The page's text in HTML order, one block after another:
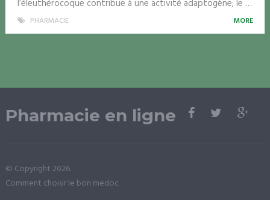
l’éleuthérocoque contribue à une activité adaptogène; le …
PHARMACIE MORE
Pharmacie en ligne
© Copyright 2026.
Comment choisir le bon medoc